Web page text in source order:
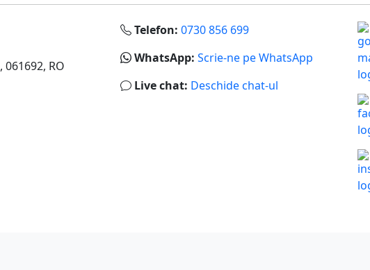
, 061692, RO
Telefon: 0730 856 699
WhatsApp: Scrie-ne pe WhatsApp
Live chat: Deschide chat-ul